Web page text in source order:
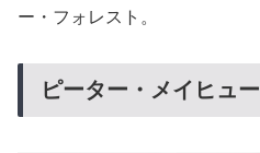
ー・フォレスト。
ピーター・メイヒュー